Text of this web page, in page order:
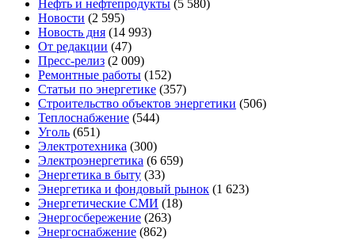
Нефть и нефтепродукты (5 580)
Новости (2 595)
Новость дня (14 993)
От редакции (47)
Пресс-релиз (2 009)
Ремонтные работы (152)
Статьи по энергетике (357)
Строительство объектов энергетики (506)
Теплоснабжение (544)
Уголь (651)
Электротехника (300)
Электроэнергетика (6 659)
Энергетика в быту (33)
Энергетика и фондовый рынок (1 623)
Энергетические СМИ (18)
Энергосбережение (263)
Энергоснабжение (862)